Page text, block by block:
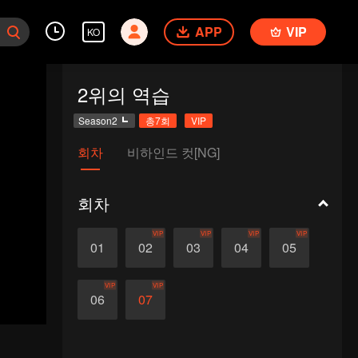
KO APP VIP
2위의 역습
Season2 총7회 VIP
회차 비하인드 컷[NG]
회차
01 02
VIP
03
VIP
04
VIP
05
VIP
06
VIP
07
VIP